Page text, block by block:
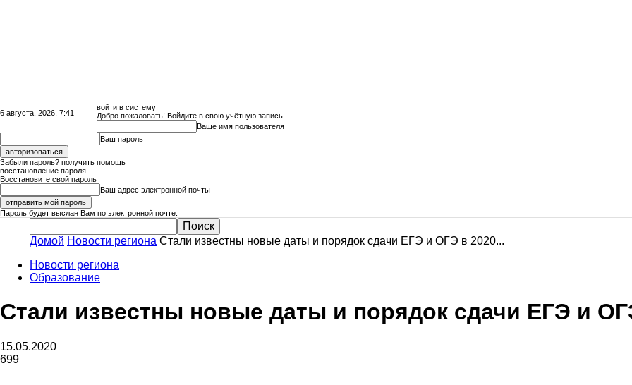
6 августа, 2026, 7:41
войти в систему
Добро пожаловать! Войдите в свою учётную запись
Ваше имя пользователя
Ваш пароль
Забыли пароль? получить помощь
восстановление пароля
Восстановите свой пароль
Ваш адрес электронной почты
Пароль будет выслан Вам по электронной почте.
Домой Новости региона Стали известны новые даты и порядок сдачи ЕГЭ и ОГЭ в 2020...
Новости региона
Образование
Стали известны новые даты и порядок сдачи ЕГЭ и
15.05.2020
699